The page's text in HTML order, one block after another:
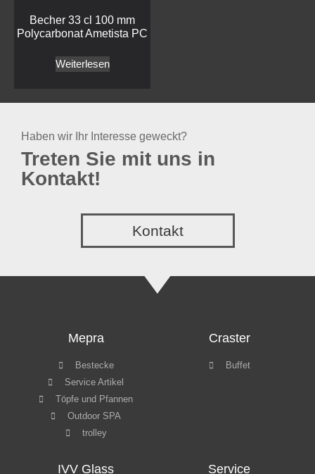
Becher 33 cl 100 mm
Polycarbonat Ametista PC
Weiterlesen
Haben wir Ihr Interesse geweckt?
Treten Sie mit uns in
Kontakt!
Kontakt
Mepra
Bestecke
Service Artikel
Töpfe und Pfannen
Outdoor SPA
trolley
Craster
Buffet
IVV Glass Service